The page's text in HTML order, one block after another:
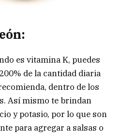
es vitamina K, puedes
de la cantidad diaria
dentro de los
Así mismo te brindan
y potasio, por lo que son
para agregar a salsas o